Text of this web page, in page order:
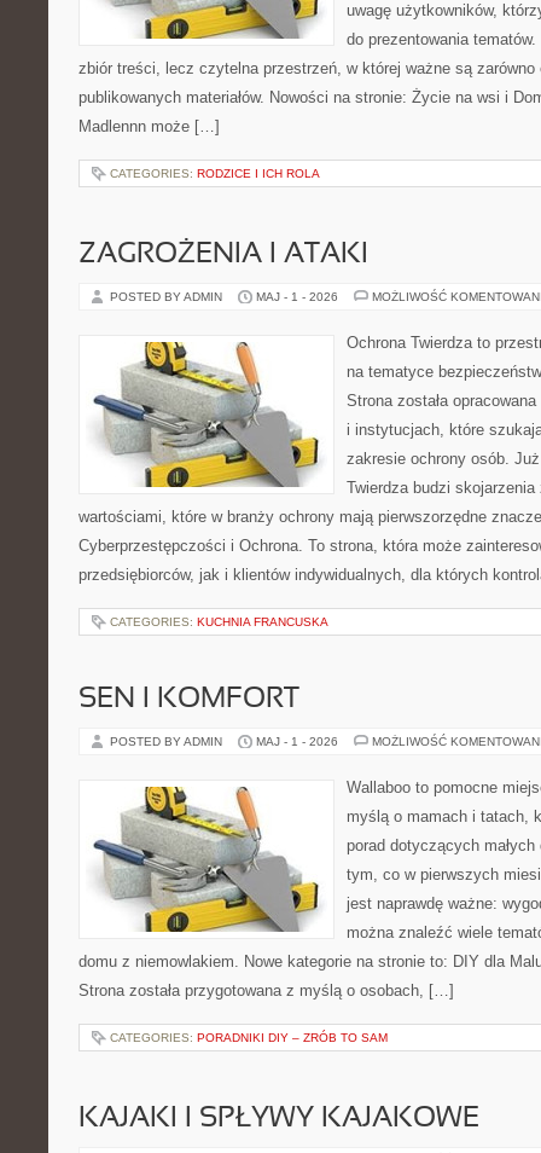
uwagę użytkowników,
do prezentowania
zbiór treści, lecz czytelna przestrzeń, w której ważne są
publikowanych materiałów. Nowości na stronie: Życie na wsi i
Madlennn może […]
CATEGORIES: RODZICE I ICH ROLA
ZAGROŻENIA I ATAKI
POSTED BY ADMIN MAJ - 1 - 2026 MOŻLIWOŚĆ
Ochrona Twierdza to
na tematyce
Strona została
i instytucjach, które
zakresie ochrony osób.
Twierdza budzi
wartościami, które w branży ochrony mają pierwszorzędne
Cyberprzestępczości i Ochrona. To strona, która może
przedsiębiorców, jak i klientów indywidualnych, dla których
CATEGORIES: KUCHNIA FRANCUSKA
SEN I KOMFORT
POSTED BY ADMIN MAJ - 1 - 2026 MOŻLIWOŚĆ
Wallaboo to pomocne
myślą o mamach i tatach,
porad dotyczących
tym, co w pierwszych
jest naprawdę ważne:
można znaleźć wiele
domu z niemowlakiem. Nowe kategorie na stronie to: DIY dla
Strona została przygotowana z myślą o osobach, […]
CATEGORIES: PORADNIKI DIY – ZRÓB TO SAM
KAJAKI I SPŁYWY KAJAKOWE